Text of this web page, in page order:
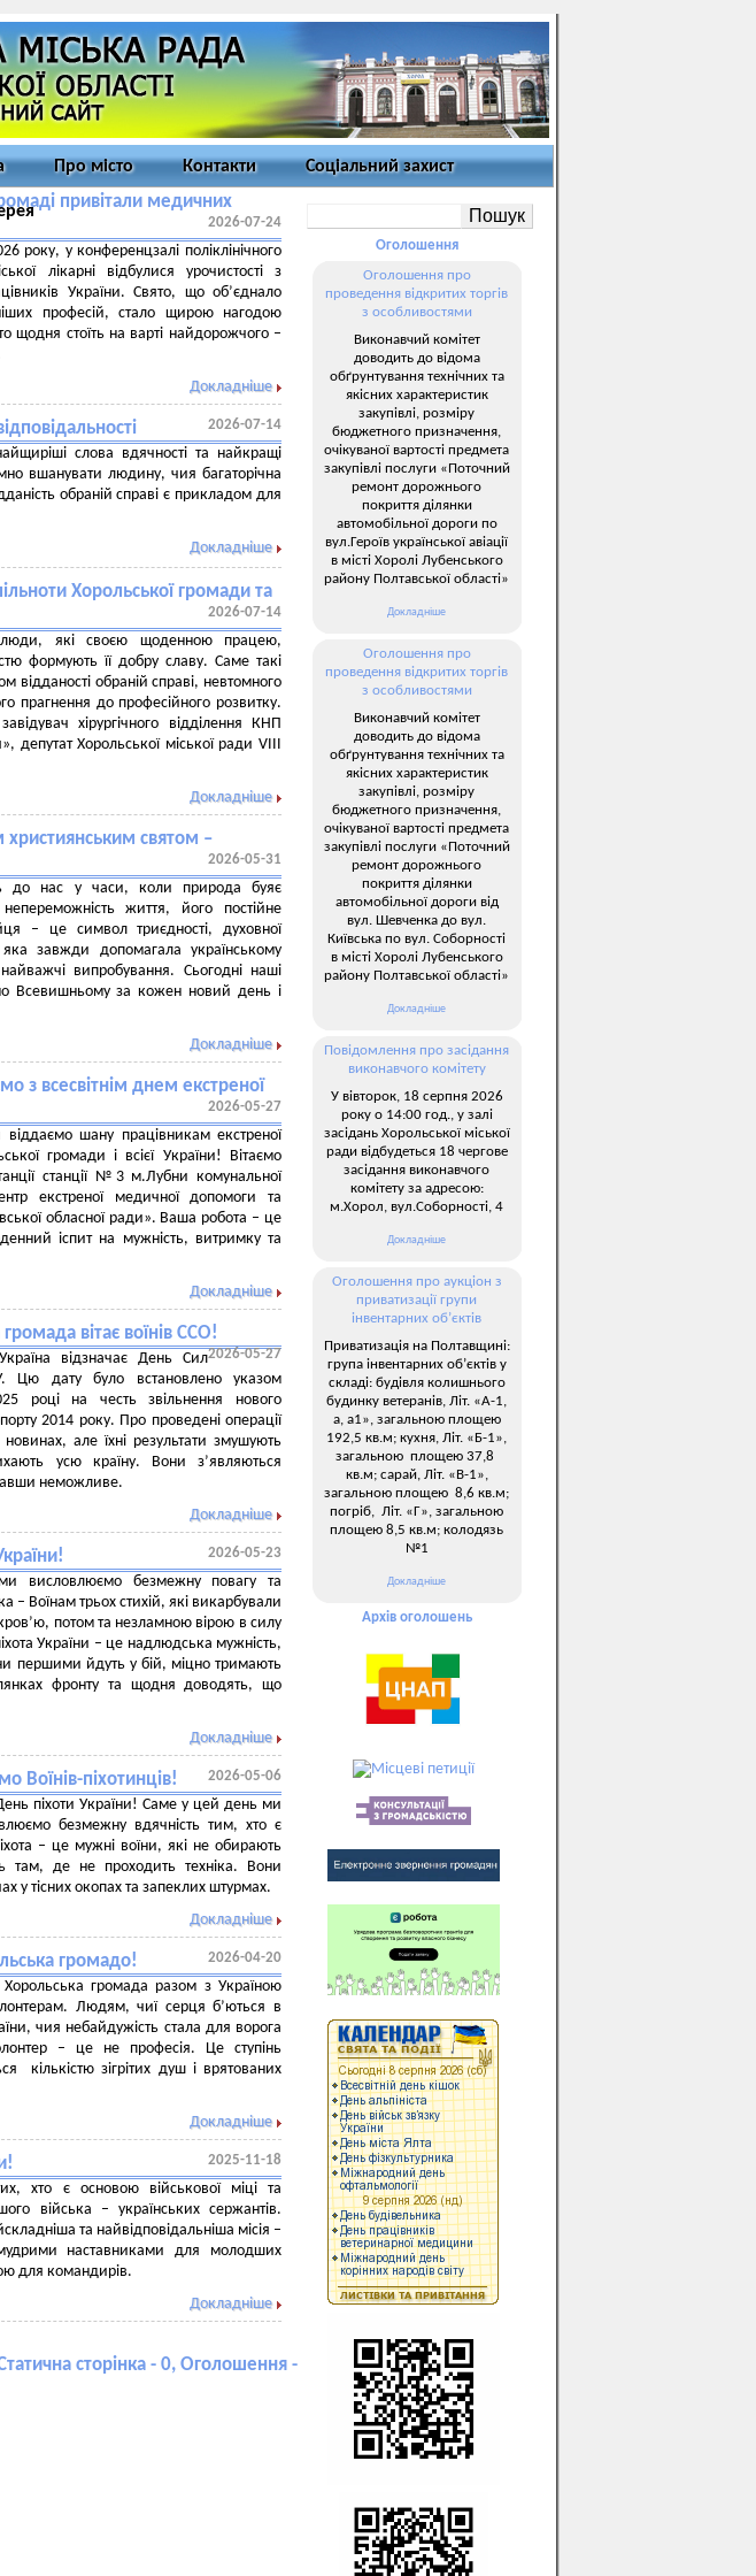
Про місто Контакти Соціальний захист
привітали медичних
2026-07-24
року, у конференцзалі поліклінічного
лікарні відбулися урочистості з
України. Свято, що об’єднало
професій, стало щирою нагодою
щодня стоїть на варті найдорожчого –
Докладніше
2026-07-14
слова вдячності та найкращі
вшанувати людину, чия багаторічна
обраній справі є прикладом для
Докладніше
Хорольської громади та
2026-07-14
які своєю щоденною працею,
формують її добру славу. Саме такі
відданості обраній справі, невтомного
прагнення до професійного розвитку.
хірургічного відділення КНП
депутат Хорольської міської ради VIII
Докладніше
християнським святом –
2026-05-31
до нас у часи, коли природа буяє
життя, його постійне
– це символ триєдності, духовної
завжди допомагала українському
випробування. Сьогодні наші
Всевишньому за кожен новий день і
Докладніше
з всесвітнім днем екстреної
2026-05-27
шану працівникам екстреної
громади і всієї України! Вітаємо
станції №3 м.Лубни комунальної
екстреної медичної допомоги та
обласної ради». Ваша робота – це
іспит на мужність, витримку та
Докладніше
вітає воїнів ССО!
2026-05-27
відзначає День Сил
Цю дату було встановлено указом
році на честь звільнення нового
2014 року. Про проведені операції
але їхні результати змушують
усю країну. Вони з’являються
неможливе.
Докладніше
2026-05-23
висловлюємо безмежну повагу та
– Воїнам трьох стихій, які викарбували
потом та незламною вірою в силу
України – це надлюдська мужність,
першими йдуть у бій, міцно тримають
фронту та щодня доводять, що
Докладніше
Воїнів-піхотинців! 2026-05-06
піхоти України! Саме у цей день ми
безмежну вдячність тим, хто є
– це мужні воїни, які не обирають
там, де не проходить техніка. Вони
у тісних окопах та запеклих штурмах.
Докладніше
громадо! 2026-04-20
громада разом з Україною
Людям, чиї серця б’ються в
чия небайдужість стала для ворога
– це не професія. Це ступінь
кількістю зігрітих душ і врятованих
Докладніше
2025-11-18
хто є основою військової міці та
війська – українських сержантів.
та найвідповідальніша місія –
наставниками для молодших
для командирів.
Докладніше
сторінка - 0, Оголошення -
Оголошення
Оголошення про
проведення відкритих торгів
з особливостями
Виконавчий комітет
доводить до відома
обґрунтування технічних та
якісних характеристик
закупівлі, розміру
бюджетного призначення,
очікуваної вартості предмета
закупівлі послуги «Поточний
ремонт дорожнього
покриття ділянки
автомобільної дороги по
вул.Героїв української авіації
в місті Хоролі Лубенського
району Полтавської області»
Докладніше
Оголошення про
проведення відкритих торгів
з особливостями
Виконавчий комітет
доводить до відома
обґрунтування технічних та
якісних характеристик
закупівлі, розміру
бюджетного призначення,
очікуваної вартості предмета
закупівлі послуги «Поточний
ремонт дорожнього
покриття ділянки
автомобільної дороги від
вул. Шевченка до вул.
Київська по вул. Соборності
в місті Хоролі Лубенського
району Полтавської області»
Докладніше
Повідомлення про засідання
виконавчого комітету
У вівторок, 18 серпня 2026
року о 14:00 год., у залі
засідань Хорольської міської
ради відбудеться 18 чергове
засідання виконавчого
комітету за адресою:
м.Хорол, вул.Соборності, 4
Докладніше
Оголошення про аукціон з
приватизації групи
інвентарних об’єктів
Приватизація на Полтавщині:
група інвентарних об’єктів у
складі: будівля колишнього
будинку ветеранів, Літ. «А-1,
а, а1», загальною площею
192,5 кв.м; кухня, Літ. «Б-1»,
загальною площею 37,8
кв.м; сарай, Літ. «В-1»,
загальною площею 8,6 кв.м;
погріб, Літ. «Г», загальною
площею 8,5 кв.м; колодязь
№1
Докладніше
Архів оголошень